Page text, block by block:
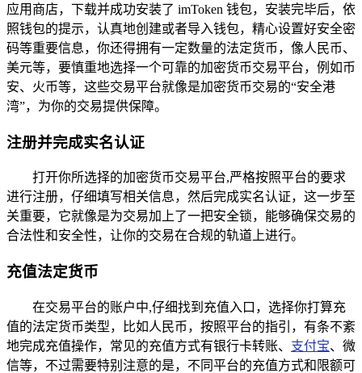
应用商店，下载并成功安装了 imToken 钱包，安装完毕后，依
照钱包的提示，认真地创建或者导入钱包，精心设置好安全密
码等重要信息，你还得拥有一定数量的法定货币，像人民币、
美元等，要慎重地选择一个可靠的加密货币交易平台，例如币
安、火币等，这些交易平台就像是加密货币交易的“安全港
湾”，为你的交易提供保障。
注册并完成实名认证
打开你所选择的加密货币交易平台,严格按照平台的要求
进行注册，仔细填写相关信息，然后完成实名认证，这一步至
关重要，它就像是为交易加上了一把安全锁，能够确保交易的
合法性和安全性，让你的交易在合规的轨道上进行。
充值法定货币
在交易平台的账户中,仔细找到充值入口，选择你打算充
值的法定货币类型，比如人民币，按照平台的指引，有条不紊
地完成充值操作，常见的充值方式有银行卡转账、 支付宝、微
信等，不过需要特别注意的是，不同平台的充值方式和限额可